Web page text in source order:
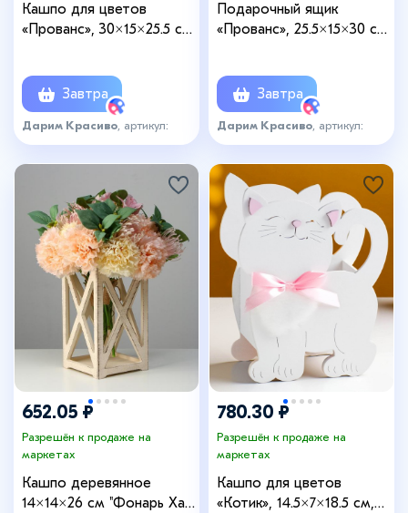
Кашпо для цветов
«Прованс», 30×15×25.5 см,
Завтра
Дарим Красиво , артикул:
5519764
Подарочный ящик
«Прованс», 25.5×15×30 см,
Завтра
Дарим Красиво , артикул:
5519766
652.05 ₽
Разрешён к продаже на
маркетах
Кашпо деревянное
14×14×26 см "Фонарь Хай-
780.30 ₽
Разрешён к продаже на
маркетах
Кашпо для цветов
«Котик», 14.5×7×18.5 см,